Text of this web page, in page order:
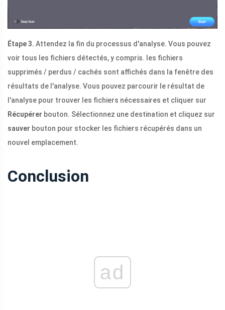
Étape 3. Attendez la fin du processus d'analyse. Vous pouvez
voir tous les fichiers détectés, y compris. les fichiers
supprimés / perdus / cachés sont affichés dans la fenêtre des
résultats de l'analyse. Vous pouvez parcourir le résultat de
l'analyse pour trouver les fichiers nécessaires et cliquer sur
Récupérer bouton. Sélectionnez une destination et cliquez sur
sauver bouton pour stocker les fichiers récupérés dans un
nouvel emplacement.
Conclusion
ad